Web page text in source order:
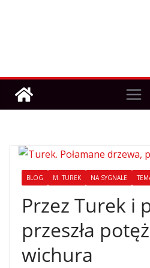
BLOG M. TUREK NA SYGNALE
Przez Turek i
przeszła
wichura